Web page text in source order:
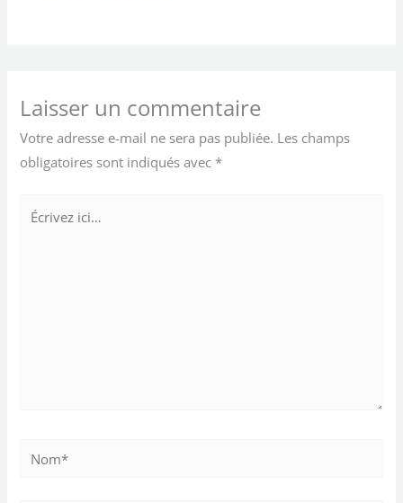
Laisser un commentaire
Votre adresse e-mail ne sera pas publiée. Les champs
obligatoires sont indiqués avec *